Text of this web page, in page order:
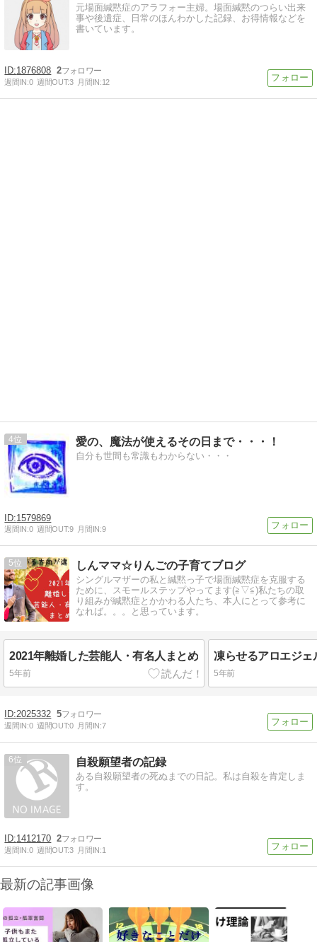
元場面緘黙症のアラフォー主婦。場面緘黙のつらい出来
事や後遺症、日常のほんわかした記録、お得情報などを
書いています。
1876808 2
週間IN:0 週間OUT:3 月間IN:12
4 愛の、魔法が使えるその日まで・・・！
自分も世間も常識もわからない・・・
1579869
週間IN:0 週間OUT:9 月間IN:9
5 しんママ☆りんごの子育てブログ
シングルマザーの私と緘黙っ子で場面緘黙症を克服する
ために、スモールステップやってます(≧▽≦)私たちの取
り組みが緘黙症とかかわる人たち、本人にとって参考に
なれば。。。と思っています。
2021年離婚した芸能人・有名人まとめ
5年前 5年前
2025332 5
週間IN:0 週間OUT:0 月間IN:7
6 自殺願望者の記録
ある自殺願望者の死ぬまでの日記。私は自殺を肯定しま
す。
1412170 2
週間IN:0 週間OUT:3 月間IN:1
最新の記事画像